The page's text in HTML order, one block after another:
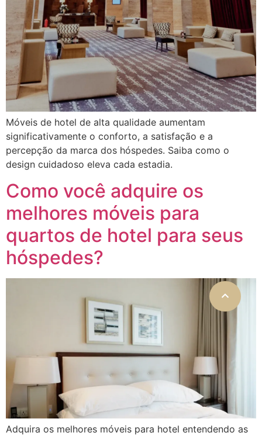
Móveis de hotel de alta qualidade aumentam
significativamente o conforto, a satisfação e a
percepção da marca dos hóspedes. Saiba como o
design cuidadoso eleva cada estadia.
Como você adquire os
melhores móveis para
quartos de hotel para seus
hóspedes?
Adquira os melhores móveis para hotel entendendo as